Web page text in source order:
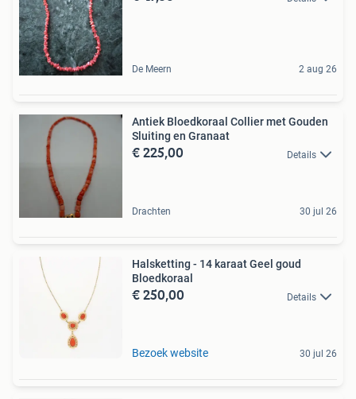
De Meern 2 aug 26
Antiek Bloedkoraal Collier met Gouden
Sluiting en Granaat
€ 225,00 Details
Drachten 30 jul 26
Halsketting - 14 karaat Geel goud
Bloedkoraal
€ 250,00 Details
Bezoek website 30 jul 26